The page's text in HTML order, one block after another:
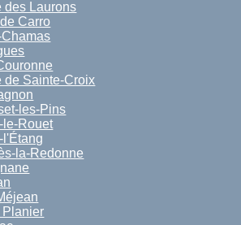
des Laurons
Carro
de Sainte-Croix
les-Pins
le-Rouet
l'Étang
la-Redonne
Planier